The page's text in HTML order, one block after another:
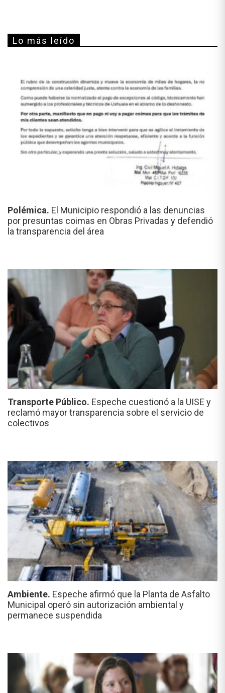
Lo más leído
Polémica. El Municipio respondió a las denuncias
por presuntas coimas en Obras Privadas y defendió
la transparencia del área
Transporte Público. Espeche cuestionó a la UISE y
reclamó mayor transparencia sobre el servicio de
colectivos
Ambiente. Espeche afirmó que la Planta de Asfalto
Municipal operó sin autorización ambiental y
permanece suspendida